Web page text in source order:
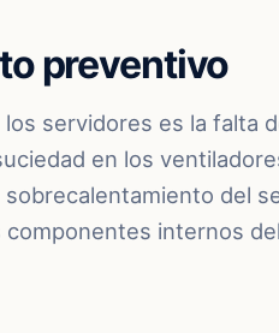
preventivo
servidores es la falta
en los
del
componentes internos